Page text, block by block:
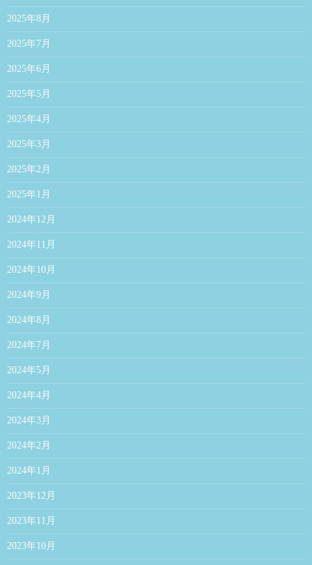
2025年8月
2025年7月
2025年6月
2025年5月
2025年4月
2025年3月
2025年2月
2025年1月
2024年12月
2024年11月
2024年10月
2024年9月
2024年8月
2024年7月
2024年5月
2024年4月
2024年3月
2024年2月
2024年1月
2023年12月
2023年11月
2023年10月